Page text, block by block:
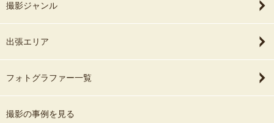
撮影ジャンル
出張エリア
フォトグラファー一覧
撮影の事例を見る